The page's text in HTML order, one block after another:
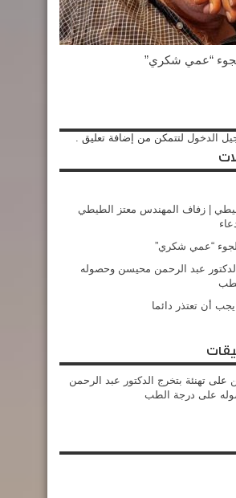
“عمي شكري”
الدخول لتتمكن من إضافة تعليق .
| زفاف المهندس معتز الطيطي
“عمي شكري”
عبد الرحمن محيسن وحصوله
يجب أن تعتذر دائما
على تهنئة بتخرج الدكتور عبد الرحمن
على درجة الطب